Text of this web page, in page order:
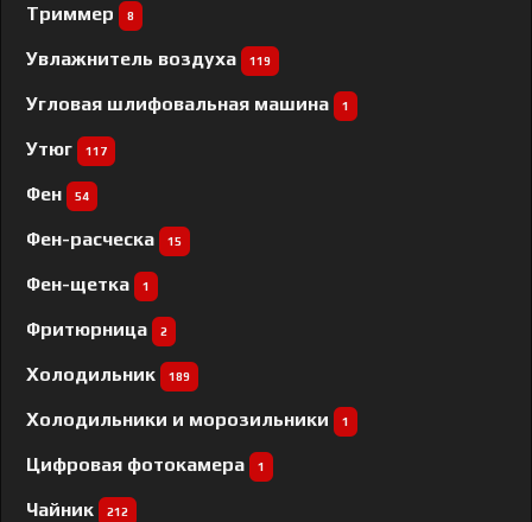
Триммер 8
Увлажнитель воздуха 119
Угловая шлифовальная машина 1
Утюг 117
Фен 54
Фен-расческа 15
Фен-щетка 1
Фритюрница 2
Холодильник 189
Холодильники и морозильники 1
Цифровая фотокамера 1
Чайник 212